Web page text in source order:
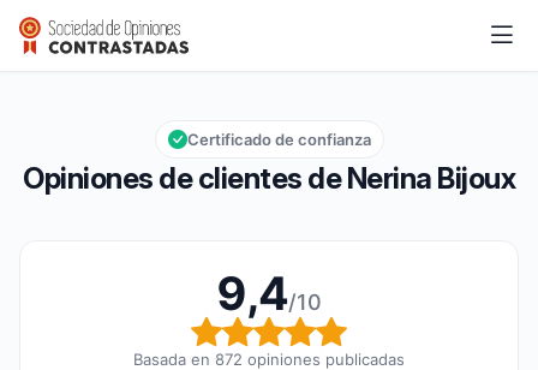
Nerina Bijoux
Calificación global: 9,4 de 10
9,4/10
Opiniones de clientes de Nerina Bijoux
Certificado de confianza
9,4/10
Calificación global: 9,4
Basada en 872 opiniones publicadas